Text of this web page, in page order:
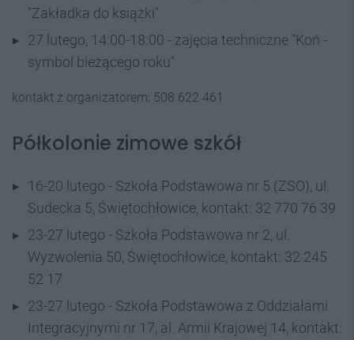
"Zakładka do książki"
27 lutego, 14:00-18:00 - zajęcia techniczne "Koń -
symbol bieżącego roku"
kontakt z organizatorem: 508 622 461
Półkolonie zimowe szkół
16-20 lutego - Szkoła Podstawowa nr 5 (ZSO), ul.
Sudecka 5, Świętochłowice, kontakt: 32 770 76 39
23-27 lutego - Szkoła Podstawowa nr 2, ul.
Wyzwolenia 50, Świętochłowice, kontakt: 32 245
52 17
23-27 lutego - Szkoła Podstawowa z Oddziałami
Integracyjnymi nr 17, al. Armii Krajowej 14, kontakt: